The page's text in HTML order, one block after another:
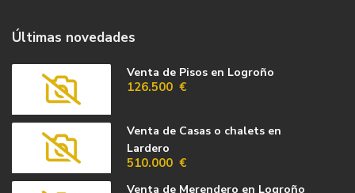
Últimas novedades
Venta de Pisos en Logroño
126.500 €
Venta de Casas o chalets en
Lardero
510.000 €
Venta de Merendero en Logroño